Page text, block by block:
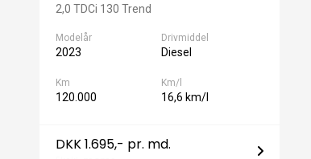
2,0 TDCi 130 Trend
Modelår
2023
Drivmiddel
Diesel
Km
120.000
Km/l
16,6 km/l
DKK 1.695,- pr. md.